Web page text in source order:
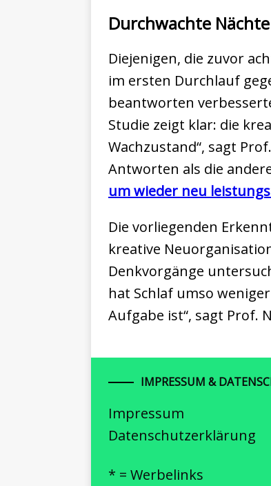
Durchwachte
Diejenigen, die zuvor
im ersten Durchlauf
beantworten
Studie zeigt klar: die
Wachzustand“, sagt
Antworten als die
um wieder neu
Die vorliegenden
kreative
Denkvorgänge
hat Schlaf umso
Aufgabe ist“, sagt Prof.
IMPRESSUM &
Impressum
Datenschutzerklärung
* = Werbelinks